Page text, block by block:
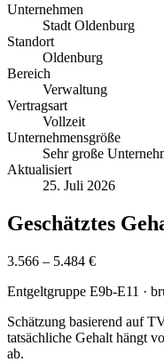
Unternehmen
Stadt Oldenburg
Standort
Oldenburg
Bereich
Verwaltung
Vertragsart
Vollzeit
Unternehmensgröße
Sehr große
Aktualisiert
25. Juli 2026
Geschätztes
3.566 – 5.484 €
Entgeltgruppe E9b-E11 ·
Schätzung basierend auf
tatsächliche Gehalt hängt
ab.